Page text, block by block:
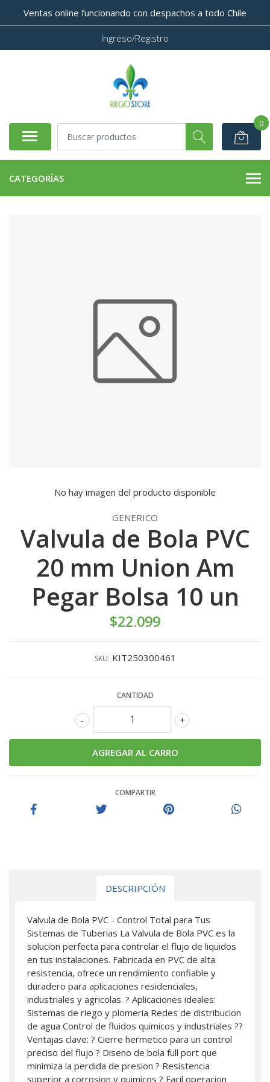
Ventas online funcionando con despachos a todo Chile
Ingreso/Registro
0
CATEGORÍAS
No hay imagen del producto disponible
GENERICO
Valvula de Bola PVC
20 mm Union Am
Pegar Bolsa 10 un
$22.099
SKU: KIT250300461
CANTIDAD
+
-
COMPARTIR
DESCRIPCIÓN
Valvula de Bola PVC - Control Total para Tus
Sistemas de Tuberias La Valvula de Bola PVC es la
solucion perfecta para controlar el flujo de liquidos
en tus instalaciones. Fabricada en PVC de alta
resistencia, ofrece un rendimiento confiable y
duradero para aplicaciones residenciales,
industriales y agricolas. ? Aplicaciones ideales:
Sistemas de riego y plomeria Redes de distribucion
de agua Control de fluidos quimicos y industriales ??
Ventajas clave: ? Cierre hermetico para un control
preciso del flujo ? Diseno de bola full port que
minimiza la perdida de presion ? Resistencia
superior a corrosion y quimicos ? Facil operacion